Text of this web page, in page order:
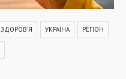
ЗДОРОВ'Я УКРАЇНА РЕГІОН